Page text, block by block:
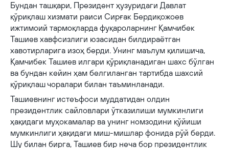
Бундан ташқари, Президент ҳузуридаги Давлат
қўриқлаш хизмати раиси Сирғак Бердиқожоев
ижтимоий тармоқларда фуқароларнинг Қамчибек
Ташиев хавфсизлиги юзасидан билдираётган
хавотирларига изоҳ берди. Унинг маълум қилишича,
Қамчибек Ташиев илгари қўриқланадиган шахс бўлган
ва бундан кейин ҳам белгиланган тартибда шахсий
қўриқлаш чоралари билан таъминланади.
Ташиевнинг истеъфоси муддатидан олдин
президентлик сайловлари ўтказилиши мумкинлиги
ҳақидаги муҳокамалар ва унинг номзодини қўйиши
мумкинлиги ҳақидаги миш-мишлар фонида рўй берди.
Шу билан бирга, Ташиев бир неча бор президентлик